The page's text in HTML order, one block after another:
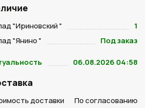
"Ириновский "
1
"Янино "
Под заказ
06.08.2026 04:58
доставки По согласованию